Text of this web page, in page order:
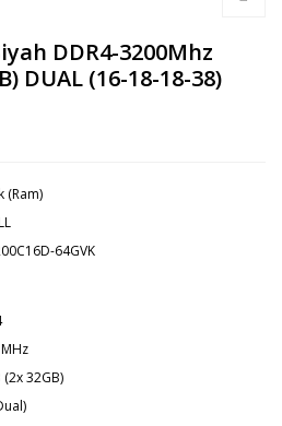
DDR4-3200Mhz
DUAL (16-18-18-38)
(Ram)
64GVK
(2x 32GB)